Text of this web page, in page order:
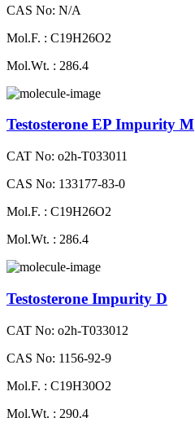
CAS No: N/A
Mol.F. : C19H26O2
Mol.Wt. : 286.4
Testosterone EP Impurity M
CAT No: o2h-T033011
CAS No: 133177-83-0
Mol.F. : C19H26O2
Mol.Wt. : 286.4
Testosterone Impurity D
CAT No: o2h-T033012
CAS No: 1156-92-9
Mol.F. : C19H30O2
Mol.Wt. : 290.4